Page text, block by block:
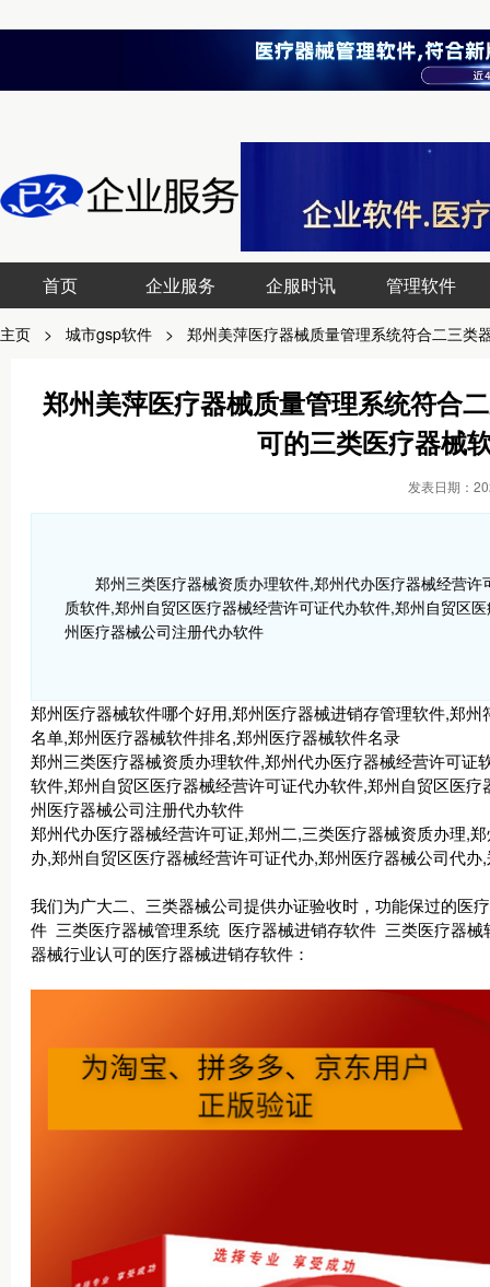
首页 企业服务 企服时讯 管理软件
主页 > 城市gsp软件 > 郑州美萍医疗器械质量管理系统符合二三类
郑州美萍医疗器械质量管理系统符合
可的三类医疗器械
发表日期：
郑州三类医疗器械资质办理软件,郑州代办医疗器械经营
质软件,郑州自贸区医疗器械经营许可证代办软件,郑州自贸区
州医疗器械公司注册代办软件
郑州医疗器械软件哪个好用,郑州医疗器械进销存管理软件,郑
名单,郑州医疗器械软件排名,郑州医疗器械软件名录
郑州三类医疗器械资质办理软件,郑州代办医疗器械经营许可
软件,郑州自贸区医疗器械经营许可证代办软件,郑州自贸区医
州医疗器械公司注册代办软件
郑州代办医疗器械经营许可证,郑州二,三类医疗器械资质办理,
办,郑州自贸区医疗器械经营许可证代办,郑州医疗器械公司代
我们为广大二、三类器械公司提供办证验收时，功能保过的医
件 三类医疗器械管理系统 医疗器械进销存软件 三类医疗器械
器械行业认可的医疗器械进销存软件：